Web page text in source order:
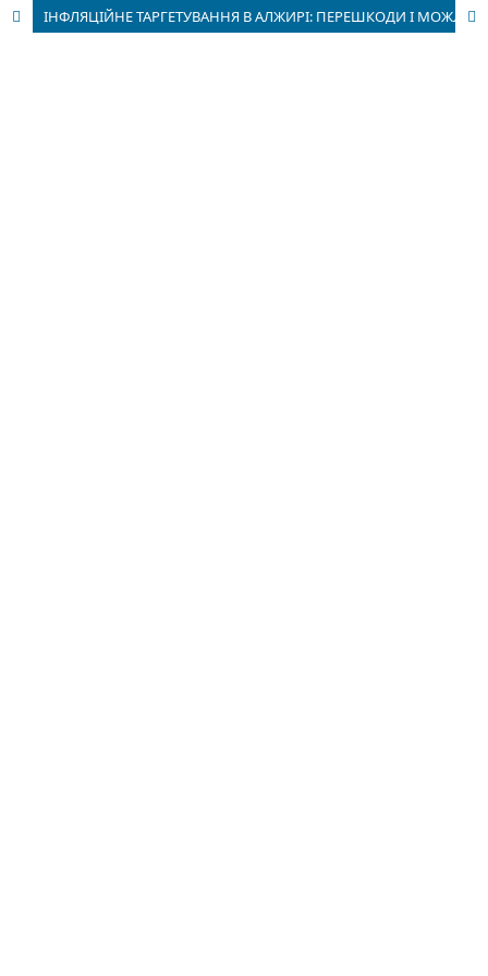
ІНФЛЯЦІЙНЕ ТАРГЕТУВАННЯ В АЛЖИРІ: ПЕРЕШКОДИ І МОЖЛИВОСТІ